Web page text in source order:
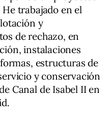
trabajado en el
y
de rechazo, en
instalaciones
estructuras de
y conservación
Canal de Isabel II en